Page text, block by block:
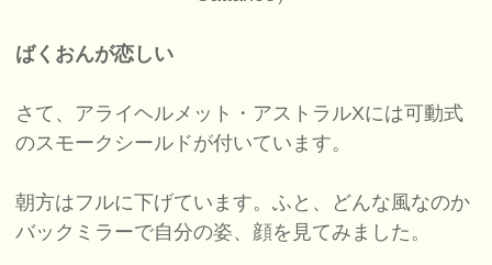
ばくおんが恋しい
さて、アライヘルメット・アストラルXには可動式
のスモークシールドが付いています。
朝方はフルに下げています。ふと、どんな風なのか
バックミラーで自分の姿、顔を見てみました。